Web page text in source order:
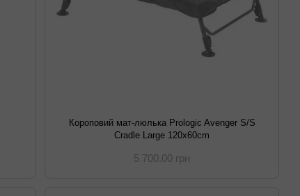
Короповий мат-люлька Prologic Avenger S/S
Cradle Large 120x60cm
5 700.00 грн